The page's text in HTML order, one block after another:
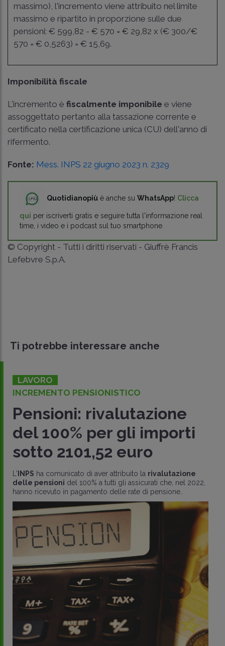
massimo), l'incremento viene attribuito nel limite
massimo e ripartito in proporzione sulle due
pensioni: € 599,82 - € 570 = € 29,82 x (€ 300/€
570 = € 0,5263) = € 15,69.
Imponibilità fiscale
L'incremento è fiscalmente imponibile e viene
assoggettato pertanto alla tassazione corrente e
certificato nella certificazione unica (CU) dell'anno di
rifermento.
Fonte: Mess. INPS 22 giugno 2023 n. 2329
Quotidianopiù è anche su WhatsApp! Clicca
qui per iscriverti gratis e seguire tutta l'informazione real
time, i video e i podcast sul tuo smartphone.
© Copyright - Tutti i diritti riservati - Giuffrè Francis
Lefebvre S.p.A.
Ti potrebbe interessare anche
LAVORO
NELLA MANOVRA 2023
Legge di Bilancio 2023:
nuovo meccanismo di
perequazione delle
pensioni
LaLegge di Bilancio 2023(Legge 197/2022) rivede il
meccanismo dellaperequazioneper il biennio 2023-
2024, modificando le percentuali di rivalutazione e gli